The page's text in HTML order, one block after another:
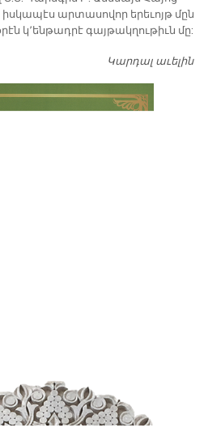
արտասովոր երեւոյթ մըն
կ՚ենթադրէ գայթակղութիւն մը:
Կարդալ աւելին